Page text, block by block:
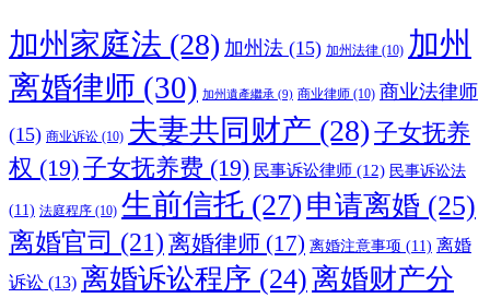
加州家庭法 (28) 加州法 (15) 加州法律 (10) 加州
离婚律师 (30) 加州遺產繼承 (9) 商业律师 (10) 商业法律师
(15) 商业诉讼 (10) 夫妻共同财产 (28) 子女抚养
权 (19)子女抚养费 (19) 民事诉讼律师 (12) 民事诉讼法
(11) 法庭程序 (10) 生前信托 (27) 申请离婚 (25)
离婚官司 (21) 离婚律师 (17) 离婚注意事项 (11) 离婚
诉讼 (13) 离婚诉讼程序 (24)离婚财产分